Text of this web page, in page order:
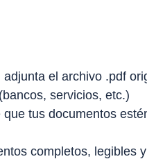
adjunta el archivo .pdf
servicios, etc.)
que tus documentos
completos, legibles